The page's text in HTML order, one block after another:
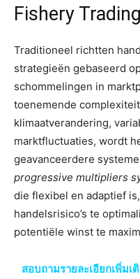
Fishery Trading
Traditioneel richtten
strategieën gebaseerd
schommelingen in
toenemende
klimaatverandering,
marktfluctuaties, wordt
geavanceerdere
progressive multipliers
die flexibel en adaptief
handelsrisico’s te
potentiële winst te
สอบถามรายละเอียกเพิ่ม